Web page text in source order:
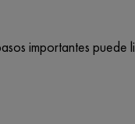
importantes puede